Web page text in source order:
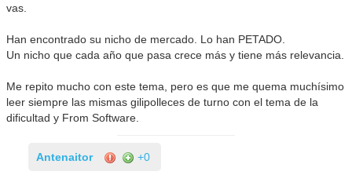
vas.
Han encontrado su nicho de mercado. Lo han PETADO.
Un nicho que cada año que pasa crece más y tiene más relevancia.
Me repito mucho con este tema, pero es que me quema muchísimo
leer siempre las mismas gilipolleces de turno con el tema de la
dificultad y From Software.
Antenaitor +0